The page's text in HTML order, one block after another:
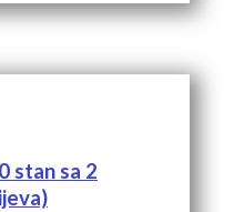
stan sa 2